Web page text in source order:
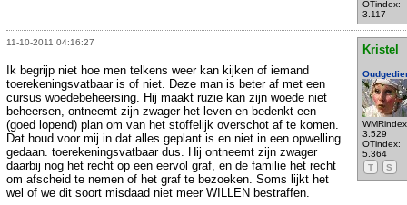
OTindex:
3.117
11-10-2011 04:16:27
Kristel
3.529
OTindex:
5.364
T
S
Ik begrijp niet hoe men telkens weer kan kijken of iemand
toerekeningsvatbaar is of niet. Deze man is beter af met een
cursus woedebeheersing. Hij maakt ruzie kan zijn woede niet
beheersen, ontneemt zijn zwager het leven en bedenkt een
(goed lopend) plan om van het stoffelijk overschot af te komen.
Dat houd voor mij in dat alles geplant is en niet in een opwelling
gedaan. toerekeningsvatbaar dus. Hij ontneemt zijn zwager
daarbij nog het recht op een eervol graf, en de familie het recht
om afscheid te nemen of het graf te bezoeken. Soms lijkt het
wel of we dit soort misdaad niet meer WILLEN bestraffen.